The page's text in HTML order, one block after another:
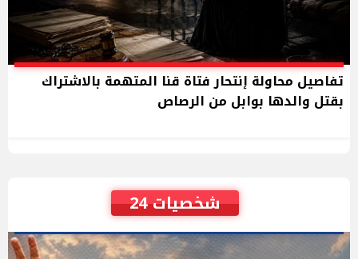
تفاصيل محاولة إنتحار فتاة قنا المتهمة بالاشتراك
بقتل والدها بوابل من الرصاص
شخصيات 24